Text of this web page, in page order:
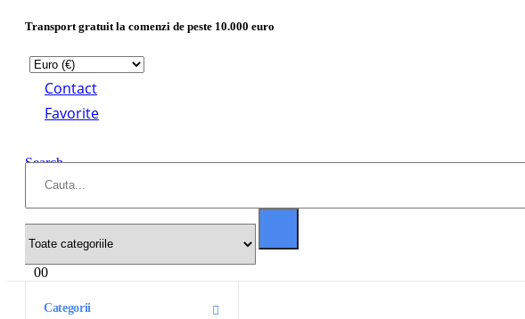
Transport gratuit la comenzi de peste 10.000 euro
Contact
Favorite
Search
00
Categorii